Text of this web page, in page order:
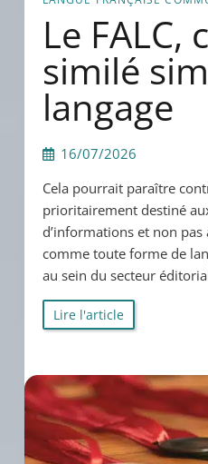
Le FALC,
similé
langage
16/07/2026
Cela pourrait paraître
prioritairement destiné
d’informations et non
comme toute forme de
au sein du secteur
Lire l'article